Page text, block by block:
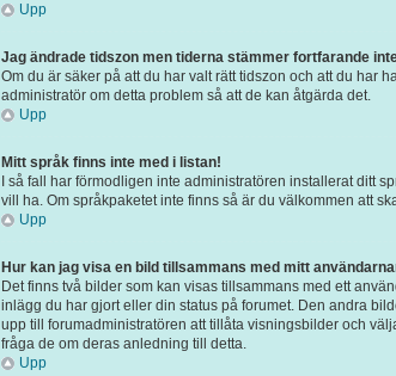
Upp
Jag ändrade tidszon men tiderna stämmer fortfarande
Om du är säker på att du har valt rätt tidszon och att du har
administratör om detta problem så att de kan åtgärda det.
Upp
Mitt språk finns inte med i listan!
I så fall har förmodligen inte administratören installerat ditt
vill ha. Om språkpaketet inte finns så är du välkommen att
Upp
Hur kan jag visa en bild tillsammans med mitt
Det finns två bilder som kan visas tillsammans med ett
inlägg du har gjort eller din status på forumet. Den andra
upp till forumadministratören att tillåta visningsbilder och
fråga de om deras anledning till detta.
Upp